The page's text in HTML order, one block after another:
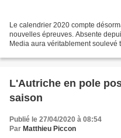
Le calendrier 2020 compte
nouvelles épreuves. Absente
Media aura véritablement
L'Autriche en pole
saison
Publié le 27/04/2020 à 08:54
Par Matthieu Piccon